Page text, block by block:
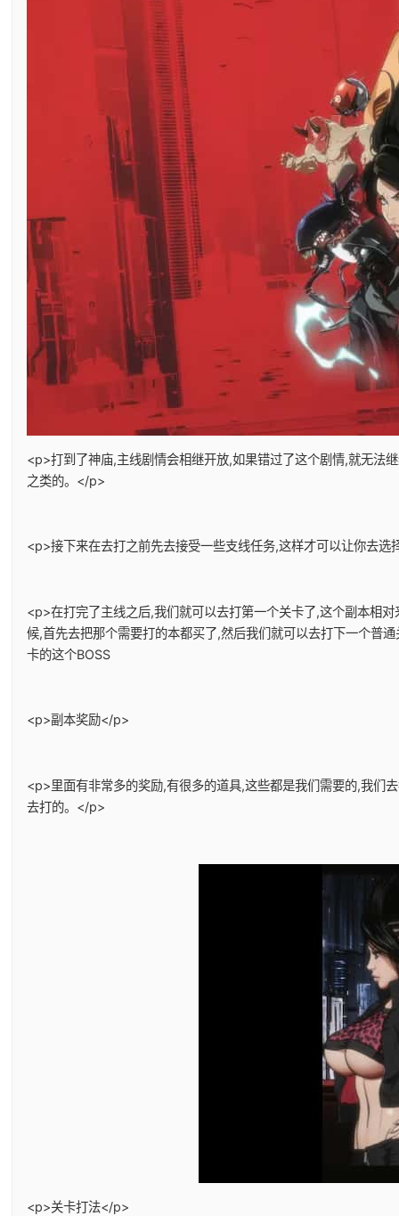
<p>打到了神庙,主线剧情会相继开放,如果错过了这个剧情,就无法
之类的。</p>
<p>接下来在去打之前先去接受一些支线任务,这样才可以让你去
<p>在打完了主线之后,我们就可以去打第一个关卡了,这个副本相
候,首先去把那个需要打的本都买了,然后我们就可以去打下一个普
卡的这个BOSS
<p>副本奖励</p>
<p>里面有非常多的奖励,有很多的道具,这些都是我们需要的,我们
去打的。</p>
<p>关卡打法</p>